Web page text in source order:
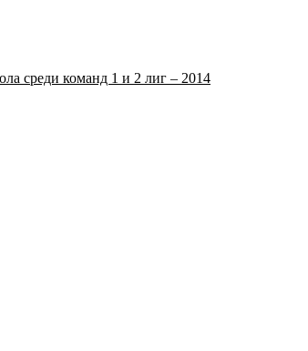
среди команд 1 и 2 лиг – 2014